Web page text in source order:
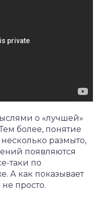
о «лучшей»
более, понятие
размыто,
появляются
таки по
А как показывает
просто.